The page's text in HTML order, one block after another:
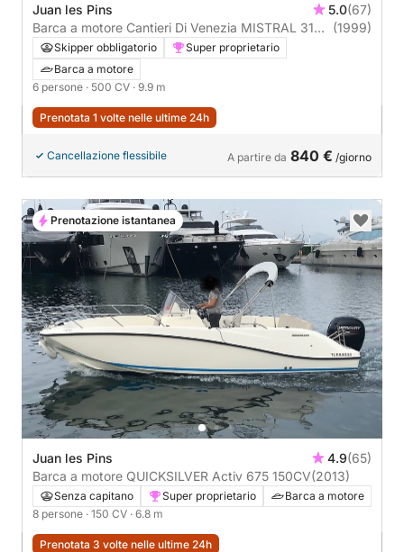
Juan les Pins 5.0(67)
Barca a motore Cantieri Di Venezia MISTRAL 31
500CV
(1999)
Skipper obbligatorio
Super proprietario
Barca a motore
6 persone · 500 CV · 9.9 m
Prenotata 1 volte nelle ultime 24h
Cancellazione flessibile A partire da 840 € /giorno
Juan les Pins 4.9(65)
Barca a motore QUICKSILVER Activ 675 150CV(2013)
Senza capitano Super proprietario
Barca a motore
8 persone · 150 CV · 6.8 m
Prenotata 3 volte nelle ultime 24h
Prenotazione istantanea